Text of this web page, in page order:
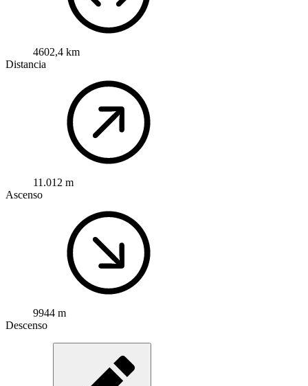
4602,4 km
Distancia
11.012 m
Ascenso
9944 m
Descenso